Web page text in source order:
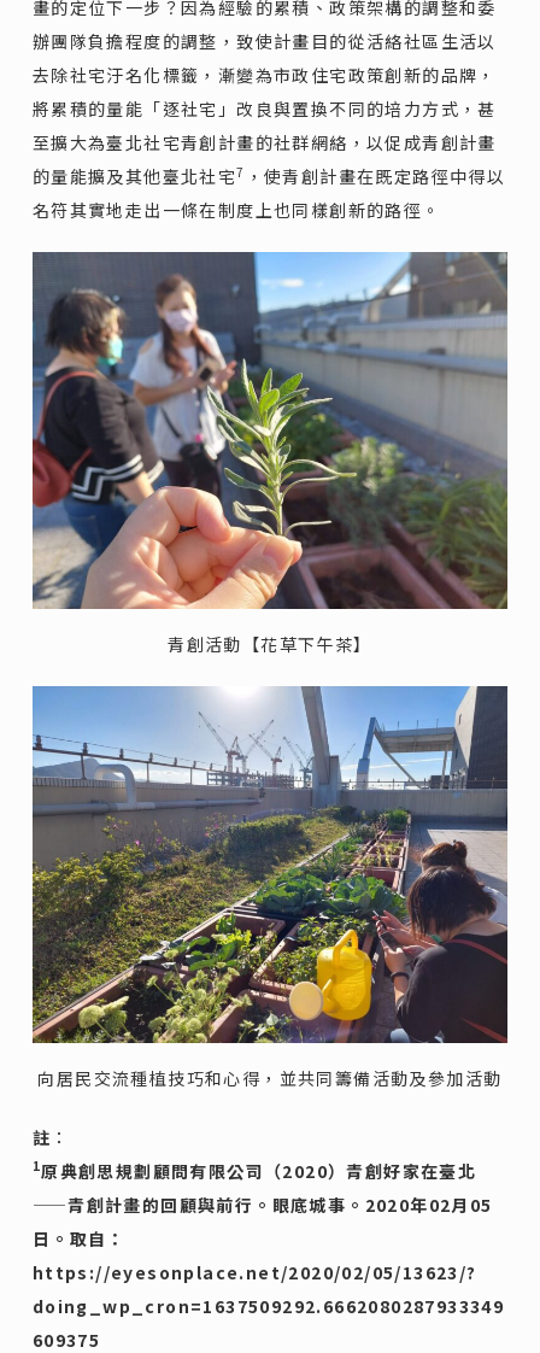
畫的定位下一步？因為經驗的累積、政策架構的調整和委
辦團隊負擔程度的調整，致使計畫目的從活絡社區生活以
去除社宅汙名化標籤，漸變為市政住宅政策創新的品牌，
將累積的量能「逐社宅」改良與置換不同的培力方式，甚
至擴大為臺北社宅青創計畫的社群網絡，以促成青創計畫
的量能擴及其他臺北社宅7 ，使青創計畫在既定路徑中得以
名符其實地走出一條在制度上也同樣創新的路徑。
青創活動【花草下午茶】
向居民交流種植技巧和心得，並共同籌備活動及參加活動
註 ：
1原典創思規劃顧問有限公司（2020）青創好家在臺北
——青創計畫的回顧與前行。眼底城事。2020年02月05
日。取自：
https://eyesonplace.net/2020/02/05/13623/?
doing_wp_cron=1637509292.6662080287933349
609375